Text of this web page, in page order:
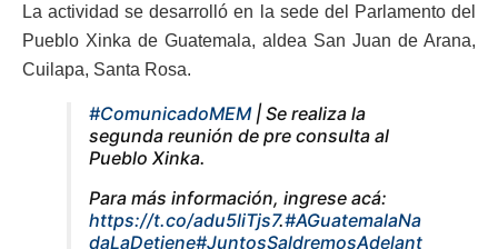
La actividad se desarrolló en la sede del Parlamento del
Pueblo Xinka de Guatemala, aldea San Juan de Arana,
Cuilapa, Santa Rosa.
#ComunicadoMEM| Se realiza la
segunda reunión de pre consulta al
Pueblo Xinka.
Para más información, ingrese acá:
https://t.co/adu5liTjs7.#AGuatemalaNa
daLaDetiene#JuntosSaldremosAdelant